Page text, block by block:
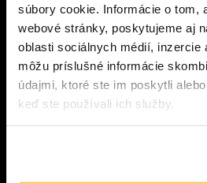
súbory cookie. Informácie o tom,
webové stránky, poskytujeme aj
oblasti sociálnych médií, inzercie
môžu príslušné informácie
údajmi, ktoré ste im poskytli
keď ste používali ich služby.
ZÁKAZNÍCKY SERVIS
Doprava a platba
Obchodné podmienky
Musíte mať aspoň18
ÁNO
NIE